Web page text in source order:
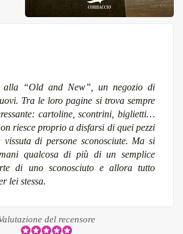
alla “Old and New”, un negozio di
Tra le loro pagine si trova sempre
cartoline, scontrini, biglietti…
riesce proprio a disfarsi di quei pezzi
di persone sconosciute. Ma si
qualcosa di più di un semplice
di uno sconosciuto e allora tutto
lei stessa.
del recensore